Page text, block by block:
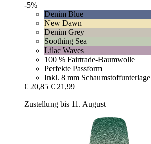
-5%
Denim Blue
New Dawn
Denim Grey
Soothing Sea
Lilac Waves
100 % Fairtrade-Baumwolle
Perfekte Passform
Inkl. 8 mm Schaumstoffunterlage
€ 20,85 € 21,99
Zustellung bis 11. August